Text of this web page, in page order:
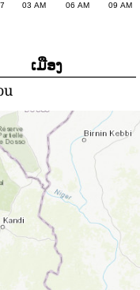
03 AM 06 AM 09 AM
ເມືອງ